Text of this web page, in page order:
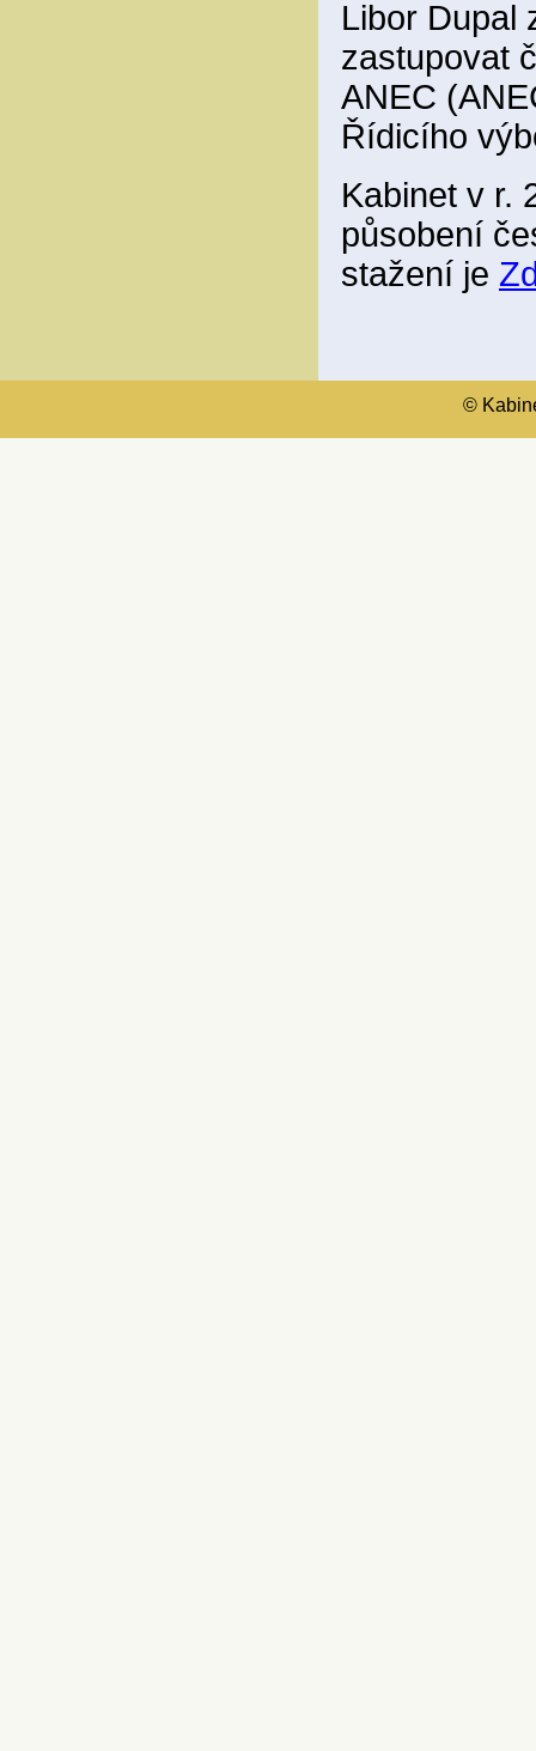
Libor Dupal
zastupovat
ANEC
Řídicího
Kabinet v r.
působení
stažení je
©